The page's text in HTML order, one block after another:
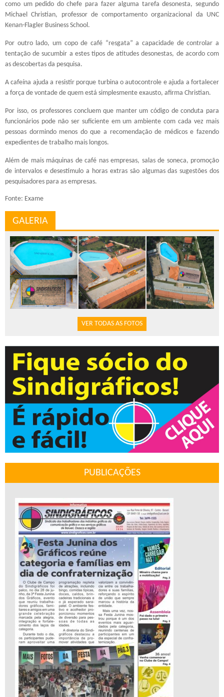
como um pedido do chefe para fazer alguma tarefa desonesta, segundo
Michael Christian, professor de comportamento organizacional da UNC
Kenan-Flagler Business School.
Por outro lado, um copo de café “resgata” a capacidade de controlar a
tentação de sucumbir a estes tipos de atitudes desonestas, de acordo com
as descobertas da pesquisa.
A cafeína ajuda a resistir porque turbina o autocontrole e ajuda a fortalecer
a força de vontade de quem está simplesmente exausto, afirma Christian.
Por isso, os professores concluem que manter um código de conduta para
funcionários pode não ser suficiente em um ambiente com cada vez mais
pessoas dormindo menos do que a recomendação de médicos e fazendo
expedientes de trabalho mais longos.
Além de mais máquinas de café nas empresas, salas de soneca, promoção
de intervalos e desestímulo a horas extras são algumas das sugestões dos
pesquisadores para as empresas.
Fonte: Exame
GALERIA
VER TODAS AS FOTOS
PUBLICAÇÕES